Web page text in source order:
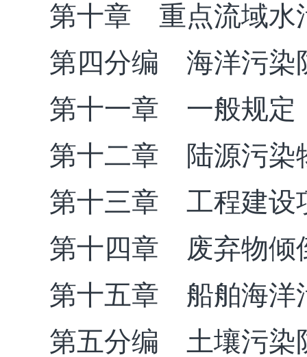
第十章 重点流域水
第四分编 海洋污染
第十一章 一般规定
第十二章 陆源污染
第十三章 工程建设
第十四章 废弃物倾
第十五章 船舶海洋
第五分编 土壤污染